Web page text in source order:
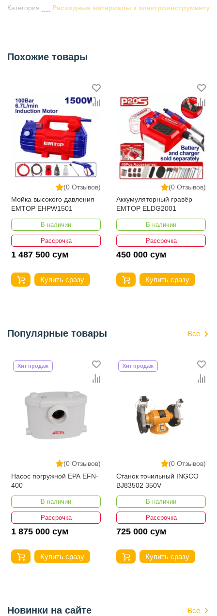
Категория Расходные материалы к электроинструменту
Похожие товары
(0 Отзывов)
Мойка высокого давления
EMTOP EHPW1501
В наличии
Рассрочка
1 487 500 сум
Купить сразу
(0 Отзывов)
Аккумуляторный гравёр
EMTOP ELDG2001
В наличии
Рассрочка
450 000 сум
Купить сразу
Популярные товары Все
(0 Отзывов)
Хит продаж
Насос погружной EPA EFN-
400
В наличии
Рассрочка
1 875 000 сум
Купить сразу
(0 Отзывов)
Хит продаж
Станок точильный INGCO
BJ83502 350V
В наличии
Рассрочка
725 000 сум
Купить сразу
Новинки на сайте Все